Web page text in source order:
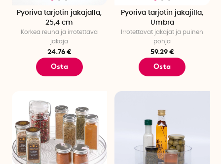
Pyörivä tarjotin jakajalla,
25,4 cm
Korkea reuna ja irrotettava
jakaja
24.76 €
Osta
Pyörivä tarjotin jakajilla,
Umbra
Irrotettavat jakajat ja puinen
pohja
59.29 €
Osta